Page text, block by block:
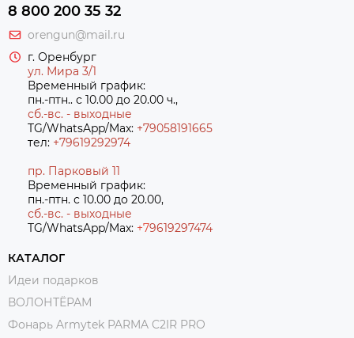
8 800 200 35 32
orengun@mail.ru
г. Оренбург
ул. Мира 3/1
Временный график:
пн.-птн.. с 10.00 до 20.00 ч.,
сб.-вс. - выходные
TG/WhatsApp/Max: +79058191665
тел: +79619292974
пр. Парковый 11
Временный график:
пн.-птн. с 10.00 до 20.00,
сб.-вс. - выходные
TG/WhatsApp/Max: +79619297474
КАТАЛОГ
Идеи подарков
ВОЛОНТЁРАМ
Фонарь Armytek PARMA C2IR PRO